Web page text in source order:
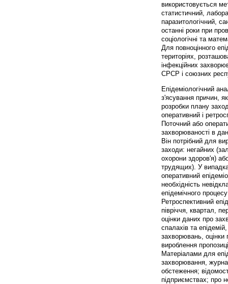
використовується
статистичний,
паразитологічний,
останні роки при
соціологічні та
Для повноцінного
територіях,
інфекційних
СРСР і союзних
Епідеміологічний
з'ясування причин,
розробки плану
оперативний і
Поточний або
захворюваності в
Він потрібний для
заходи: негайних
охорони здоров'я)
трудящих). У
оперативний
необхідність
епідемічного
Ретроспективний
півріччя, квартал,
оцінки даних про
спалахів та
захворювань, оцінки
вироблення
Матеріалами для
захворювання,
обстеження;
підприємствах; про